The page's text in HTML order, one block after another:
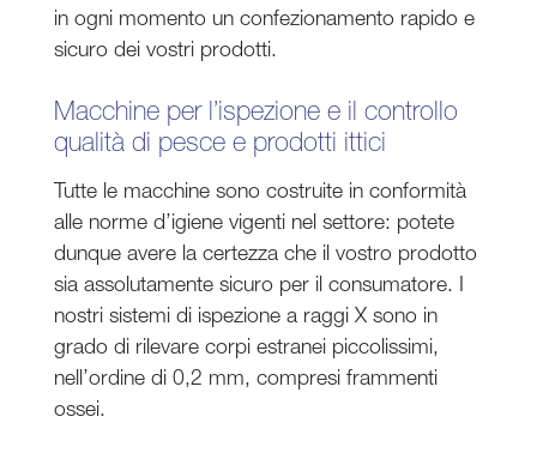
in ogni momento un confezionamento rapido e
sicuro dei vostri prodotti.
Macchine per l’ispezione e il controllo
qualità di pesce e prodotti ittici
Tutte le macchine sono costruite in conformità
alle norme d’igiene vigenti nel settore: potete
dunque avere la certezza che il vostro prodotto
sia assolutamente sicuro per il consumatore. I
nostri sistemi di ispezione a raggi X sono in
grado di rilevare corpi estranei piccolissimi,
nell’ordine di 0,2 mm, compresi frammenti
ossei.